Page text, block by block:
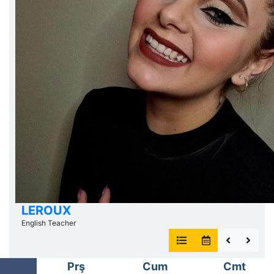
LEROUX
English Teacher
Prş Cum Cmt